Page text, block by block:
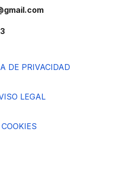
DE PRIVACIDAD
LEGAL
COOKIES